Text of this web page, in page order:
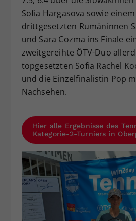
Sofia Hargasova sowie
drittgesetzten Rumäninnen
und Sara Cozma ins Finale
zweitgereihte ÖTV-Duo
topgesetzten Sofia Rachel
und die Einzelfinalistin Pop
Nachsehen.
Hier alle Ergebnisse des
Kategorie-2-Turniers in